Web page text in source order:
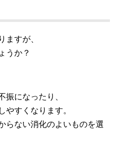
ますが、
うか？
振になったり、
やすくなります。
らない消化のよいものを選